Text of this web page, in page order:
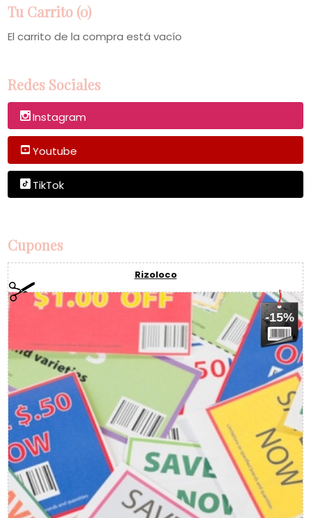
Tu Carrito (0)
El carrito de la compra está vacío
Redes Sociales
Instagram
Youtube
TikTok
Cupones
Rizoloco
-15%